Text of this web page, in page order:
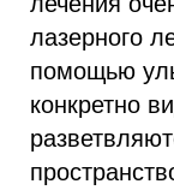
лазерного
помощью
конкретно